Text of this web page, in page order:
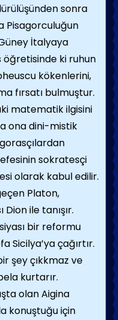
sonra
Pisagorculuğun
İtalyaya
ki ruhun
kökenlerini,
fırsatı bulmuştur.
matematik ilgisini
ona dini-mistik
sokratesçi
olarak kabul edilir.
Platon,
ile tanışır.
bir reformu
Sicilya’ya çağırtır.
şey çıkkmaz ve
kurtarır.
olan Aigina
konuştuğu için